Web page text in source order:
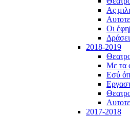
Ας
Οι
2018-2019
Με τα
Εσύ
2017-2018